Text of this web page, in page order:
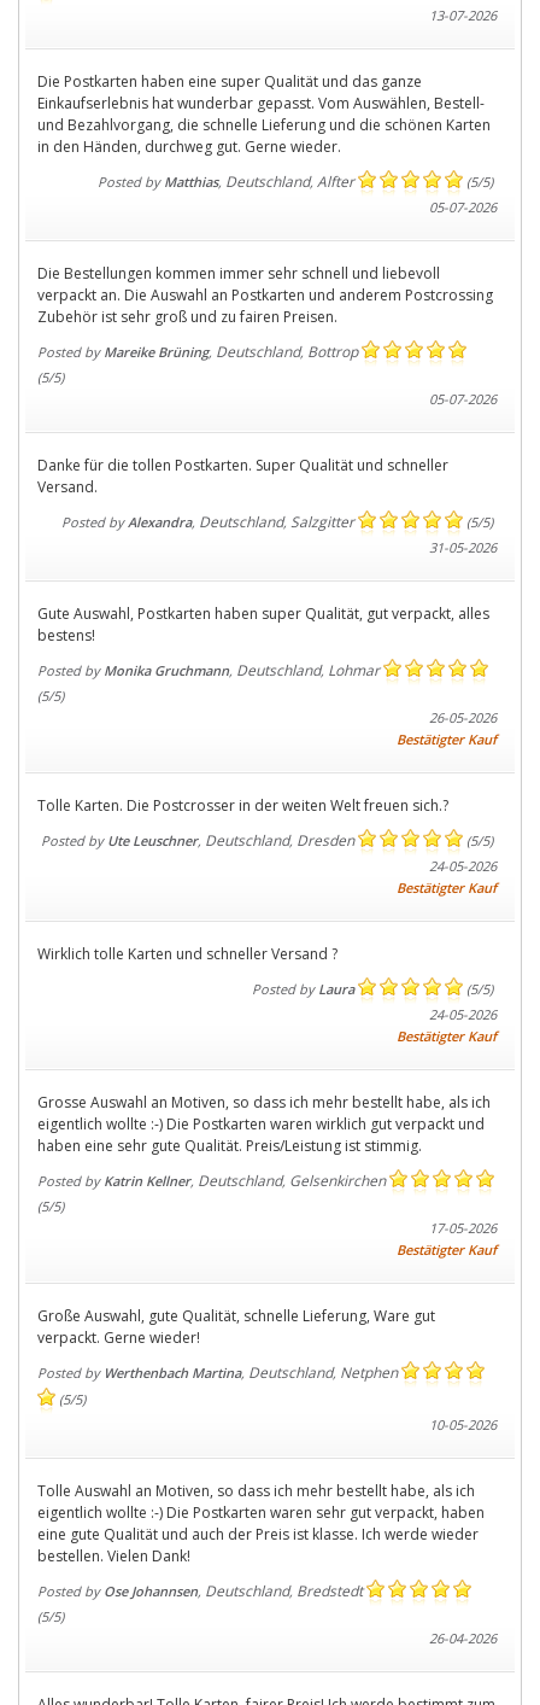
13-07-2026
Die Postkarten haben eine super Qualität und das ganze
Einkaufserlebnis hat wunderbar gepasst. Vom Auswählen, Bestell-
und Bezahlvorgang, die schnelle Lieferung und die schönen Karten
in den Händen, durchweg gut. Gerne wieder.
Posted by Matthias, Deutschland, Alfter (5/5)
05-07-2026
Die Bestellungen kommen immer sehr schnell und liebevoll
verpackt an. Die Auswahl an Postkarten und anderem Postcrossing
Zubehör ist sehr groß und zu fairen Preisen.
Posted by Mareike Brüning, Deutschland, Bottrop
(5/5)
05-07-2026
Danke für die tollen Postkarten. Super Qualität und schneller
Versand.
Posted by Alexandra, Deutschland, Salzgitter (5/5)
31-05-2026
Gute Auswahl, Postkarten haben super Qualität, gut verpackt, alles
bestens!
Posted by Monika Gruchmann, Deutschland, Lohmar
(5/5)
26-05-2026
Bestätigter Kauf
Tolle Karten. Die Postcrosser in der weiten Welt freuen sich.?
Posted by Ute Leuschner, Deutschland, Dresden (5/5)
24-05-2026
Bestätigter Kauf
Wirklich tolle Karten und schneller Versand ?
Posted by Laura (5/5)
24-05-2026
Bestätigter Kauf
Grosse Auswahl an Motiven, so dass ich mehr bestellt habe, als ich
eigentlich wollte :-) Die Postkarten waren wirklich gut verpackt und
haben eine sehr gute Qualität. Preis/Leistung ist stimmig.
Posted by Katrin Kellner, Deutschland, Gelsenkirchen
(5/5)
17-05-2026
Bestätigter Kauf
Große Auswahl, gute Qualität, schnelle Lieferung, Ware gut
verpackt. Gerne wieder!
Posted by Werthenbach Martina, Deutschland, Netphen
(5/5)
10-05-2026
Tolle Auswahl an Motiven, so dass ich mehr bestellt habe, als ich
eigentlich wollte :-) Die Postkarten waren sehr gut verpackt, haben
eine gute Qualität und auch der Preis ist klasse. Ich werde wieder
bestellen. Vielen Dank!
Posted by Ose Johannsen, Deutschland, Bredstedt
(5/5)
26-04-2026